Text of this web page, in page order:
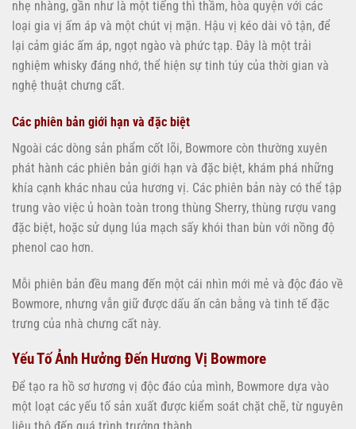
nhẹ nhàng, gần như là một tiếng thì thầm, hòa quyện với các
loại gia vị ấm áp và một chút vị mặn. Hậu vị kéo dài vô tận, để
lại cảm giác ấm áp, ngọt ngào và phức tạp. Đây là một trải
nghiệm whisky đáng nhớ, thể hiện sự tinh túy của thời gian và
nghệ thuật chưng cất.
Các phiên bản giới hạn và đặc biệt
Ngoài các dòng sản phẩm cốt lõi, Bowmore còn thường xuyên
phát hành các phiên bản giới hạn và đặc biệt, khám phá những
khía cạnh khác nhau của hương vị. Các phiên bản này có thể tập
trung vào việc ủ hoàn toàn trong thùng Sherry, thùng rượu vang
đặc biệt, hoặc sử dụng lúa mạch sấy khói than bùn với nồng độ
phenol cao hơn.
Mỗi phiên bản đều mang đến một cái nhìn mới mẻ và độc đáo về
Bowmore, nhưng vẫn giữ được dấu ấn cân bằng và tinh tế đặc
trưng của nhà chưng cất này.
Yếu Tố Ảnh Hưởng Đến Hương Vị Bowmore
Để tạo ra hồ sơ hương vị độc đáo của mình, Bowmore dựa vào
một loạt các yếu tố sản xuất được kiểm soát chặt chẽ, từ nguyên